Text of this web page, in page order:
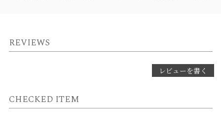
REVIEWS
レビューを書く
CHECKED ITEM